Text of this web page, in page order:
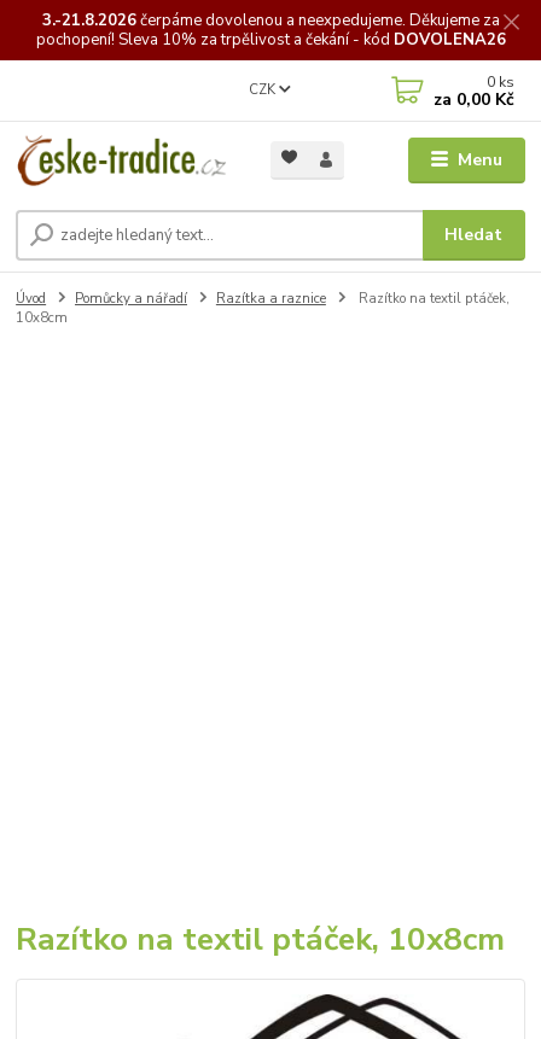
3.-21.8.2026čerpámedovolenou a neexpedujeme. Děkujeme za
pochopení! Sleva 10% za trpělivost a čekání - kód DOVOLENA26
Menu
CZK
Hledat
0 ks
za 0,00 Kč
Úvod Pomůcky a nářadí Razítka a raznice
Razítko na textil ptáček,
10x8cm
Razítko na textil ptáček, 10x8cm